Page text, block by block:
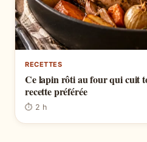
RECETTES
Ce lapin rôti au four qui cuit
recette préférée
⏱ 2 h